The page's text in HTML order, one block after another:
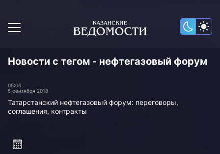
Новости с тегом - нефтегазовый форум
05:06
5 сентября 2018
Татарстанский нефтегазовый форум: переговоры,
соглашения, контракты